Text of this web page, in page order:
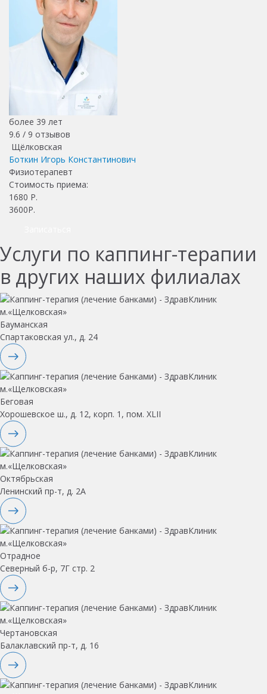
более 39 лет
9.6 / 9 отзывов
Щёлковская
Боткин Игорь Константинович
Физиотерапевт
Стоимость приема:
1680 Р.
3600Р.
Услуги по каппинг-терапии
в других наших филиалах
Бауманская
Спартаковская ул., д. 24
Беговая
Хорошевское ш., д. 12, корп. 1, пом. XLII
Октябрьская
Ленинский пр-т, д. 2А
Отрадное
Северный б-р, 7Г стр. 2
Чертановская
Балаклавский пр-т, д. 16